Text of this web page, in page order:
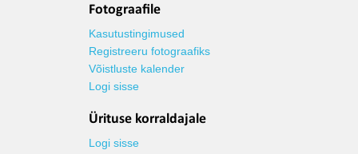
Fotograafile
Kasutustingimused
Registreeru fotograafiks
Võistluste kalender
Logi sisse
Ürituse korraldajale
Logi sisse